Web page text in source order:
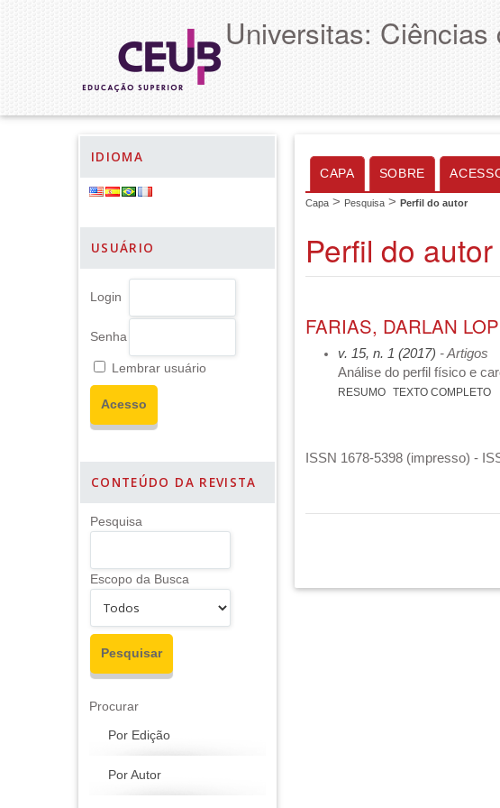
Universitas: Ciências
IDIOMA
USUÁRIO
Login
Senha
Lembrar usuário
CONTEÚDO DA REVISTA
Pesquisa
Escopo da Busca
Procurar
Por Edição
Por Autor
CAPA SOBRE
Capa > Pesquisa > Perfil do autor
Perfil do autor
FARIAS, DARLAN
v. 15, n. 1 (2017) - Artigos
Análise do perfil físico e
RESUMO TEXTO COMPLETO
ISSN 1678-5398 (impresso) -